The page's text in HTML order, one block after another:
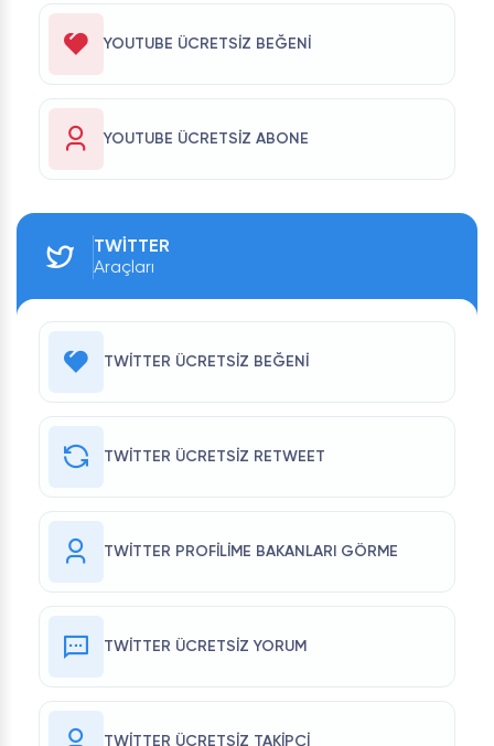
YOUTUBE ÜCRETSIZ BEĞENI
YOUTUBE ÜCRETSIZ ABONE
TWITTER
Araçları
TWITTER ÜCRETSIZ BEĞENI
TWITTER ÜCRETSIZ RETWEET
TWITTER PROFILIME BAKANLARI GÖRME
TWITTER ÜCRETSIZ YORUM
TWITTER ÜCRETSIZ TAKIPÇI